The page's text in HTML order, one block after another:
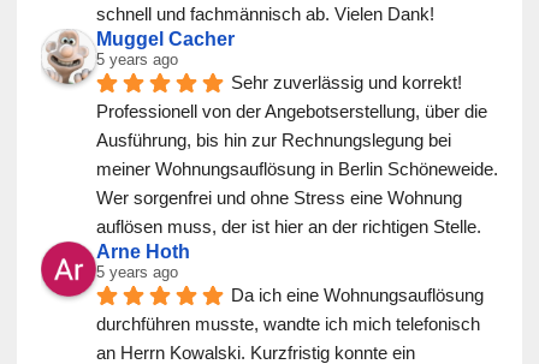
schnell und fachmännisch ab. Vielen Dank!
Muggel Cacher
5 years ago
Sehr zuverlässig und korrekt!
Professionell von der Angebotserstellung, über die
Ausführung, bis hin zur Rechnungslegung bei
meiner Wohnungsauflösung in Berlin Schöneweide.
Wer sorgenfrei und ohne Stress eine Wohnung
auflösen muss, der ist hier an der richtigen Stelle.
Arne Hoth
5 years ago
Da ich eine Wohnungsauflösung
durchführen musste, wandte ich mich telefonisch
an Herrn Kowalski. Kurzfristig konnte ein